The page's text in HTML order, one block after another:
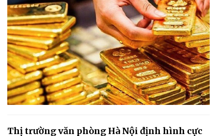
Thị trường văn phòng Hà Nội định hình cực